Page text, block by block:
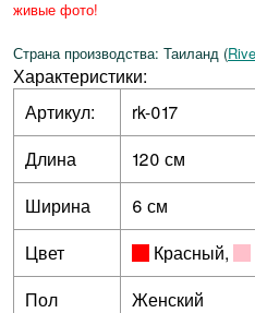
живые фото!
Страна производства: Таиланд (
Характеристики:
Артикул:
rk-017
Длина
120 см
Ширина
6 см
Цвет
Красный,
Пол
Женский